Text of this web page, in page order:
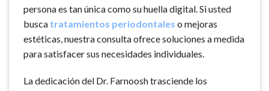
persona es tan única como su huella digital. Si usted
busca tratamientos periodontales o mejoras
estéticas, nuestra consulta ofrece soluciones a medida
para satisfacer sus necesidades individuales.
La dedicación del Dr. Farnoosh trasciende los